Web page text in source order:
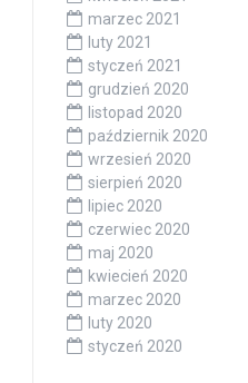
marzec 2021
luty 2021
styczeń 2021
grudzień 2020
listopad 2020
październik 2020
wrzesień 2020
sierpień 2020
lipiec 2020
czerwiec 2020
maj 2020
kwiecień 2020
marzec 2020
luty 2020
styczeń 2020